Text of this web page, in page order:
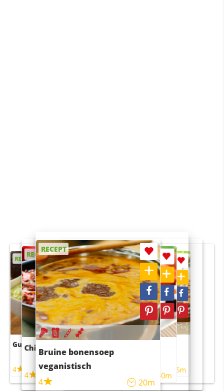
RECEPT
Guacamole
4
RECEPT
Chili con carne
4 45m
RECEPT
Bruine bonensoep
veganistisch
4
20m
RECEPT
Sushi rijstsalade
maaltijdsalade
40m
RECEPT
4 55m